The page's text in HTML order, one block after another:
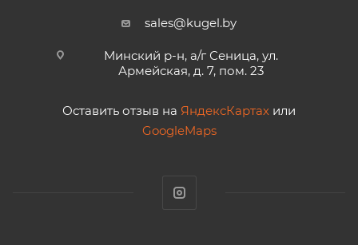
sales@kugel.by
Минский р-н, а/г Сеница, ул.
Армейская, д. 7, пом. 23
Оставить отзыв на ЯндексКартах или
GoogleMaps